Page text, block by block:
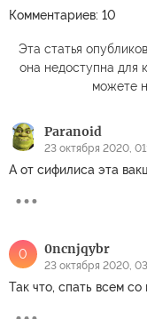
Комментариев: 10
Эта статья
она недоступна для
можете
Paranoid
23 октября 2020,
А от сифилиса эта
0 0ncnjqybr
23 октября 2020,
Так что, спать всем